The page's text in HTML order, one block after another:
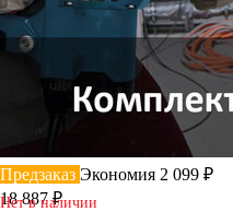
Предзаказ Экономия 2 099 ₽
18 887 ₽
Нет в наличии